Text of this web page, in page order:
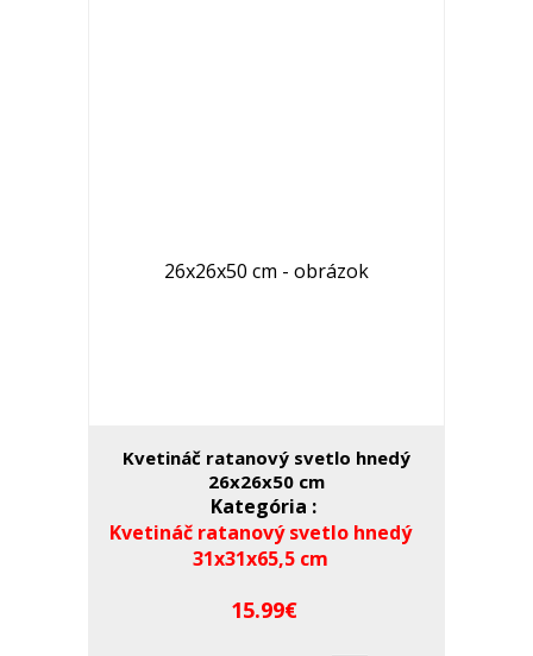
Kvetináč ratanový svetlo hnedý
26x26x50 cm
Kategória :
Kvetináč ratanový svetlo hnedý
31x31x65,5 cm
15.99